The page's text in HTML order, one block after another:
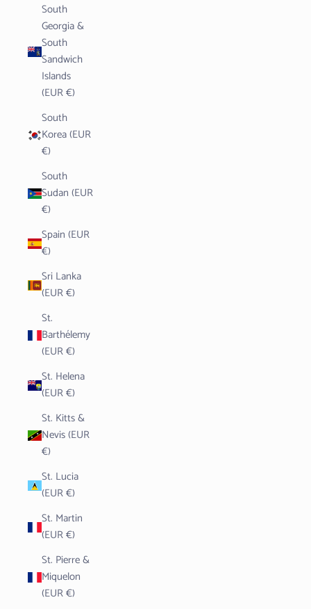
South
Georgia &
South
Sandwich
Islands
(EUR €)
South
Korea (EUR
€)
South
Sudan (EUR
€)
Spain (EUR
€)
Sri Lanka
(EUR €)
St.
Barthélemy
(EUR €)
St. Helena
(EUR €)
St. Kitts &
Nevis (EUR
€)
St. Lucia
(EUR €)
St. Martin
(EUR €)
St. Pierre &
Miquelon
(EUR €)